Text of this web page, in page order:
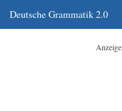
Inhalt
springen
Deutsche Grammatik 2.0
Anzeige